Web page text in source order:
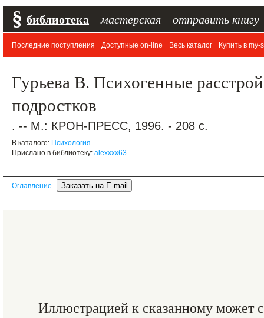
§ библиотека мастерская отправить книгу
Последние поступления Доступные on-line Весь каталог Купить в my-
Гурьева В. Психогенные
подростков
. -- М.: КРОН-ПРЕСС, 1996. - 208 с.
В каталоге: Психология
Прислано в библиотеку: alexxxx63
Оглавление
Иллюстрацией к сказанному может